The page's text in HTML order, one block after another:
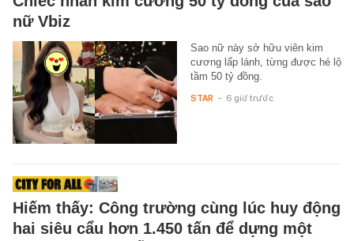
nữ Vbiz
Sao nữ này sở hữu viên kim
cương lấp lánh, từng được hé lộ
tầm 50 tỷ đồng.
STAR - 6 giờ trước
Hiếm thấy: Công trường cùng lúc huy động
hai siêu cẩu hơn 1.450 tấn để dựng một